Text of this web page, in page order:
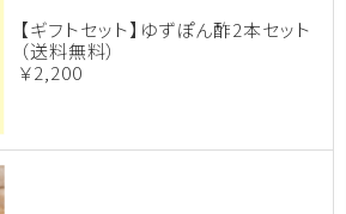
【ギフトセット】ゆずぽん酢2本セット
（送料無料）
￥2,200